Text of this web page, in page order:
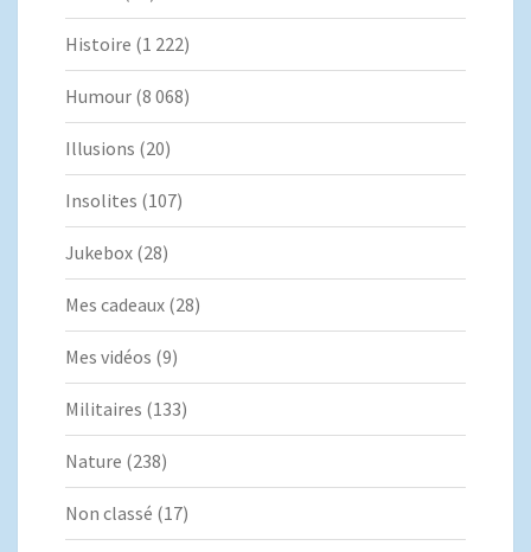
Histoire (1 222)
Humour (8 068)
Illusions (20)
Insolites (107)
Jukebox (28)
Mes cadeaux (28)
Mes vidéos (9)
Militaires (133)
Nature (238)
Non classé (17)